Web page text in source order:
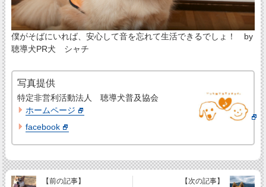
僕がそばにいれば、安心して音を忘れて生活できるでしょ！ by
聴導犬PR犬 シャチ
写真提供
特定非営利活動法人 聴導犬普及協会
ホームページ
facebook
【前の記事】 【次の記事】